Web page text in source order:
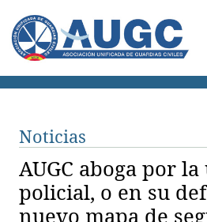
Noticias
AUGC aboga por
policial, o en su
nuevo mapa de